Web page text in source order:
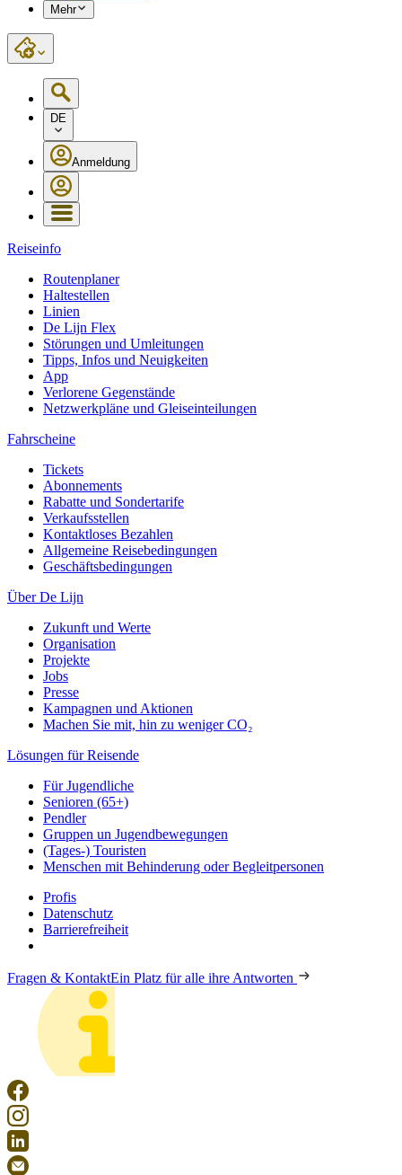
Mehr
DE
Anmeldung
Reiseinfo
Routenplaner
Haltestellen
Linien
De Lijn Flex
Störungen und Umleitungen
Tipps, Infos und Neuigkeiten
App
Verlorene Gegenstände
Netzwerkpläne und Gleiseinteilungen
Fahrscheine
Tickets
Abonnements
Rabatte und Sondertarife
Verkaufsstellen
Kontaktloses Bezahlen
Allgemeine Reisebedingungen
Geschäftsbedingungen
Über De Lijn
Zukunft und Werte
Organisation
Projekte
Jobs
Presse
Kampagnen und Aktionen
Machen Sie mit, hin zu weniger CO₂
Lösungen für Reisende
Für Jugendliche
Senioren (65+)
Pendler
Gruppen un Jugendbewegungen
(Tages-) Touristen
Menschen mit Behinderung oder Begleitpersonen
Profis
Datenschutz
Barrierefreiheit
Fragen & KontaktEin Platz für alle ihre Antworten